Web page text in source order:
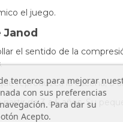
el juego.
Janod
el sentido de la
reproduzca la escena, o al
de 3 a 5 años. Su
terceros para mejorar
con sus preferencias
Para dar su
Acepto.